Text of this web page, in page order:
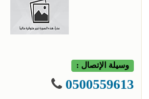
وسيلة الإتصال :
0500559613